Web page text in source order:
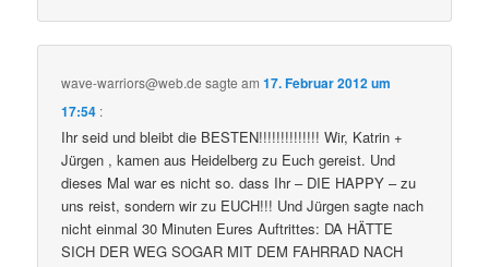
wave-warriors@web.de sagte am17. Februar 2012 um
17:54 :
Ihr seid und bleibt die BESTEN!!!!!!!!!!!!!! Wir, Katrin +
Jürgen , kamen aus Heidelberg zu Euch gereist. Und
dieses Mal war es nicht so. dass Ihr – DIE HAPPY – zu
uns reist, sondern wir zu EUCH!!! Und Jürgen sagte nach
nicht einmal 30 Minuten Eures Auftrittes: DA HÄTTE
SICH DER WEG SOGAR MIT DEM FAHRRAD NACH